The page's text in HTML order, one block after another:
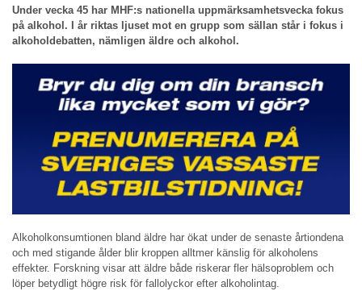
Under vecka 45 har MHF:s nationella uppmärksamhetsvecka fokus
på alkohol. I år riktas ljuset mot en grupp som sällan står i fokus i
alkoholdebatten, nämligen äldre och alkohol.
Alkoholkonsumtionen bland äldre har ökat under de senaste årtiondena
och med stigande ålder blir kroppen alltmer känslig för alkoholens
effekter. Forskning visar att äldre både riskerar fler hälsoproblem och
löper betydligt högre risk för fallolyckor efter alkoholintag.